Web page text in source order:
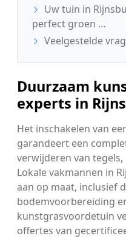
Uw tuin in
perfect groen …
Veelgestelde
Duurzaam
experts in
Het inschakelen van
garandeert een
verwijderen van
Lokale vakmannen in
aan op maat, inclusief
bodemvoorbereiding
kunstgrasvoordetuin
offertes van